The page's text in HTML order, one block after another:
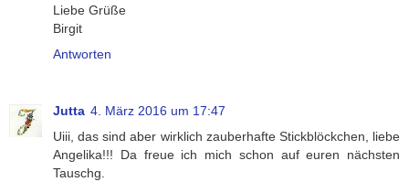
Liebe Grüße
Birgit
Antworten
Jutta 4. März 2016 um 17:47
Uiii, das sind aber wirklich zauberhafte Stickblöckchen, liebe
Angelika!!! Da freue ich mich schon auf euren nächsten
Tauschg.